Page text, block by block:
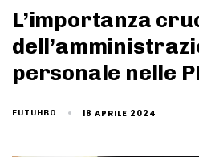
L’importanza
personale nelle
FUTUHRO 18 APRILE 2024